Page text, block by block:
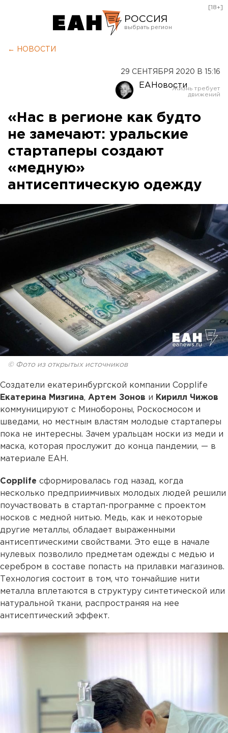
РОССИЯ
Оренбург
[18+]
← НОВОСТИ
29 СЕНТЯБРЯ 2020 В 15:16
ЕАНовости
«Нас в регионе как будто
не замечают: уральские
стартаперы создают
«медную»
антисептическую одежду
© Фото из открытых источников
Создатели екатеринбургской компании Copplife
Екатерина Мизгина, Артем Зонов и Кирилл Чижов
коммуницируют с Минобороны, Роскосмосом и
шведами, но местным властям молодые стартаперы
пока не интересны. Зачем уральцам носки из меди и
маска, которая прослужит до конца пандемии, — в
материале ЕАН.
Copplife сформировалась год назад, когда
несколько предприимчивых молодых людей решили
поучаствовать в стартап-программе с проектом
носков с медной нитью. Медь, как и некоторые
другие металлы, обладает выраженными
антисептическими свойствами. Это еще в начале
нулевых позволило предметам одежды с медью и
серебром в составе попасть на прилавки магазинов.
Технология состоит в том, что тончайшие нити
металла вплетаются в структуру синтетической или
натуральной ткани, распространяя на нее
антисептический эффект.